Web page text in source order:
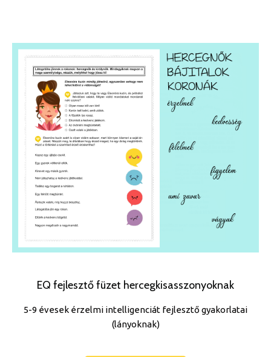
EQ fejlesztő füzet hercegkisasszonyoknak
5-9 évesek érzelmi intelligenciát fejlesztő gyakorlatai
(lányoknak)